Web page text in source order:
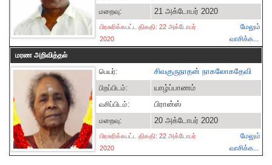
மறைவு: 21 அக்டோபர் 2020
பிரசுரிக்கபட்ட திகதி: 22 அக்டோபர்
2020
மேலும்
வாசிக்க...
மரண அறிவித்தல்
பெயர்:
சிவகுருநாதன் நாகலோகதேவி
பிறப்பிடம்: யாழ்ப்பாணம்
வசிப்பிடம்: பிரான்ஸ்
மறைவு: 20 அக்டோபர் 2020
பிரசுரிக்கபட்ட திகதி: 22 அக்டோபர்
2020
மேலும்
வாசிக்க...